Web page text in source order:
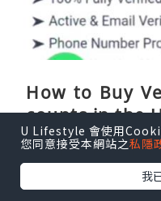
How to Buy
counts in the
Luis Brown56
U Lifestyle 會使用
您同意接受本網站之私隱
我